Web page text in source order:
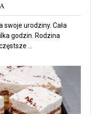
swoje urodziny. Cała
godzin. Rodzina
...